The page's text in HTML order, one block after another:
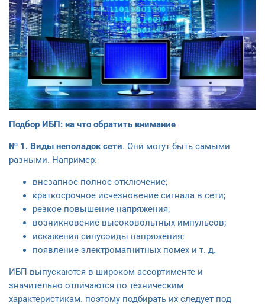
Подбор ИБП: на что обратить внимание
№ 1. Виды неполадок сети. Они могут быть самыми
разными. Например:
внезапное полное отключение;
краткосрочное исчезновение сигнала в сети;
резкое повышение напряжения;
возникновение высоковольтных импульсов;
искажения синусоиды напряжения;
появление электромагнитных помех и т. д.
ИБП выпускаются в широком ассортименте и
значительно отличаются по техническим
характеристикам. поэтому подбирать их следует под